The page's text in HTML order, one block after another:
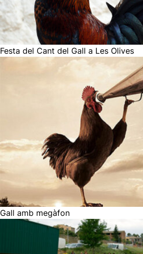
Festa del Cant del Gall a Les Olives
Gall amb megàfon